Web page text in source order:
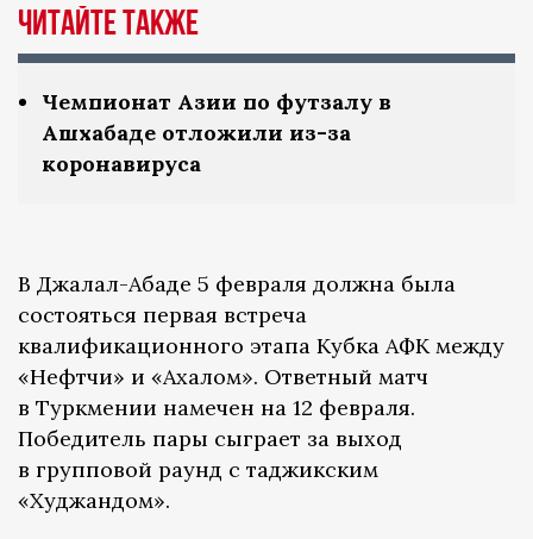
Читайте также
Чемпионат Азии по футзалу в
Ашхабаде отложили из-за
коронавируса
В Джалал-Абаде 5 февраля должна была
состояться первая встреча
квалификационного этапа Кубка АФК между
«Нефтчи» и «Ахалом». Ответный матч
в Туркмении намечен на 12 февраля.
Победитель пары сыграет за выход
в групповой раунд с таджикским
«Худжандом».